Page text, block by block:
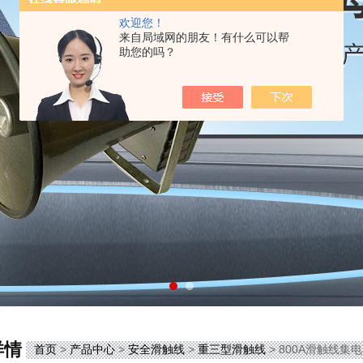
欢迎您！
来自局域网的朋友！有什么可以帮
助您的吗？
情 首页>产品中心>安全滑触线>重三型滑触线> 800A滑触线集